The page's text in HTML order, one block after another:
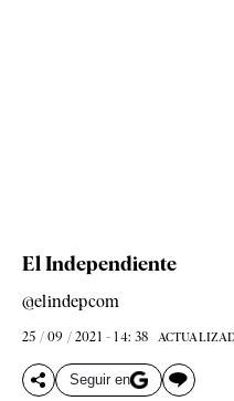
El Independiente
@elindepcom
25 / 09 / 2021 - 14: 38
Seguir en